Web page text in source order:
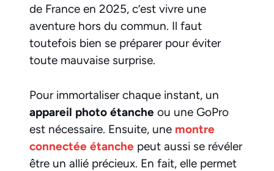
de France en 2025, c’est vivre une
aventure hors du commun. Il faut
toutefois bien se préparer pour éviter
toute mauvaise surprise.
Pour immortaliser chaque instant, un
appareil photo étanche ou une GoPro
est nécessaire. Ensuite, une montre
connectée étanche peut aussi se révéler
être un allié précieux. En fait, elle permet